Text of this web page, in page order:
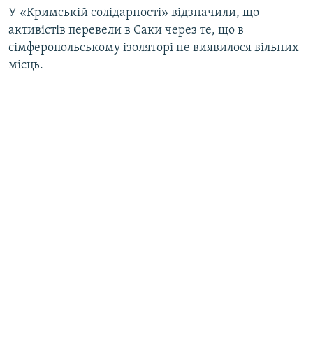
У «Кримській солідарності» відзначили, що
активістів перевели в Саки через те, що в
сімферопольському ізоляторі не виявилося вільних
місць.